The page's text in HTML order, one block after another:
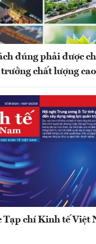
đúng phải được
chất lượng cao
Tạp chí Kinh tế Việt